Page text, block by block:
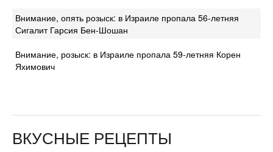
Внимание, опять розыск: в Израиле пропала 56-летняя
Сигалит Гарсия Бен-Шошан
Внимание, розыск: в Израиле пропала 59-летняя Корен
Яхимович
ВКУСНЫЕ РЕЦЕПТЫ